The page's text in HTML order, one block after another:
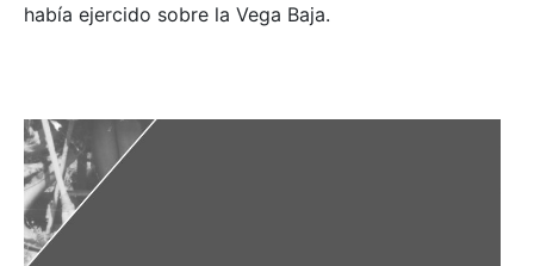
había ejercido sobre la Vega Baja.